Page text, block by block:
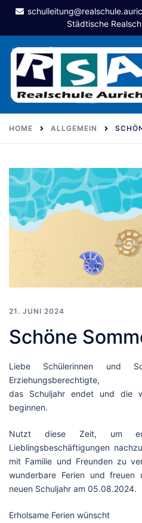
Skip
content
Städtische
HOME ALLGEMEIN
21. JUNI 2024
Schöne
Liebe Schülerinnen und
Erziehungsberechtigte,
das Schuljahr endet und die
beginnen.
Nutzt diese Zeit, um
Lieblingsbeschäftigungen
mit Familie und Freunden zu
wunderbare Ferien und freuen
neuen Schuljahr am 05.08.2024.
Erholsame Ferien wünscht